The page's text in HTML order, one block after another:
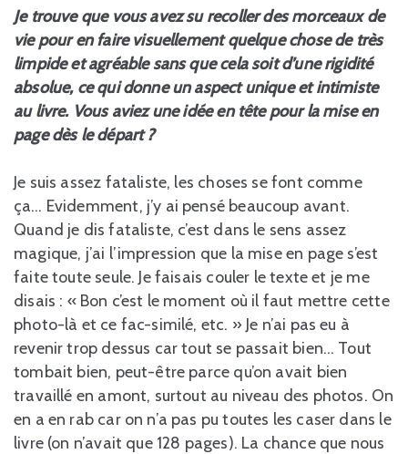
Je trouve que vous avez su recoller des morceaux de
vie pour en faire visuellement quelque chose de très
limpide et agréable sans que cela soit d’une rigidité
absolue, ce qui donne un aspect unique et intimiste
au livre. Vous aviez une idée en tête pour la mise en
page dès le départ ?
Je suis assez fataliste, les choses se font comme
ça… Evidemment, j’y ai pensé beaucoup avant.
Quand je dis fataliste, c’est dans le sens assez
magique, j’ai l’impression que la mise en page s’est
faite toute seule. Je faisais couler le texte et je me
disais : « Bon c’est le moment où il faut mettre cette
photo-là et ce fac-similé, etc. » Je n’ai pas eu à
revenir trop dessus car tout se passait bien… Tout
tombait bien, peut-être parce qu’on avait bien
travaillé en amont, surtout au niveau des photos. On
en a en rab car on n’a pas pu toutes les caser dans le
livre (on n’avait que 128 pages). La chance que nous